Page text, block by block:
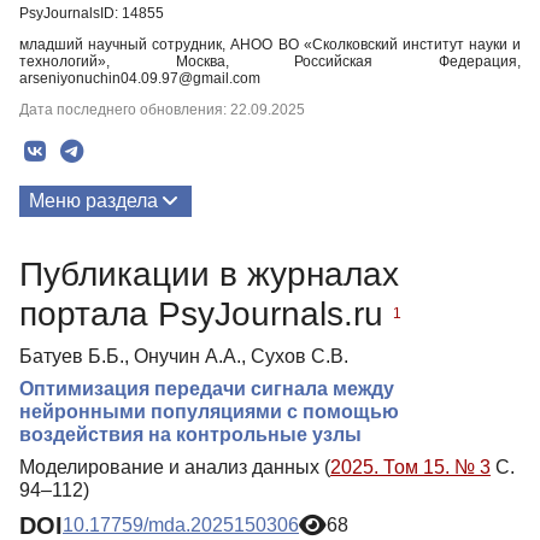
PsyJournalsID: 14855
младший научный сотрудник, АНОО ВО «Сколковский институт науки и
технологий», Москва, Российская Федерация,
arseniyonuchin04.09.97@gmail.com
Дата последнего обновления: 22.09.2025
Меню раздела
Публикации в журналах
портала PsyJournals.ru
1
Батуев Б.Б., Онучин А.А., Сухов С.В.
Оптимизация передачи сигнала между
нейронными популяциями с помощью
воздействия на контрольные узлы
Моделирование и анализ данных (2025. Том 15. № 3 С.
94–112)
DOI10.17759/mda.2025150306 68